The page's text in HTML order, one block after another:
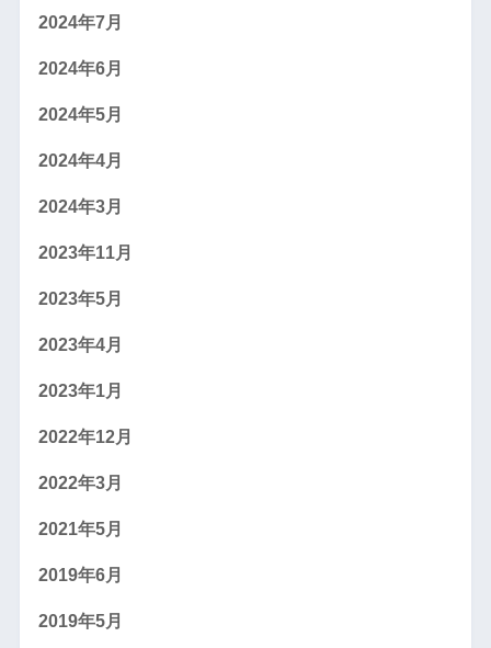
2024年7月
2024年6月
2024年5月
2024年4月
2024年3月
2023年11月
2023年5月
2023年4月
2023年1月
2022年12月
2022年3月
2021年5月
2019年6月
2019年5月